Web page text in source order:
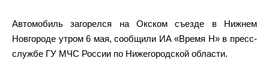
Автомобиль загорелся на Окском съезде в Нижнем
Новгороде утром 6 мая, сообщили ИА «Время Н» в пресс-
службе ГУ МЧС России по Нижегородской области.